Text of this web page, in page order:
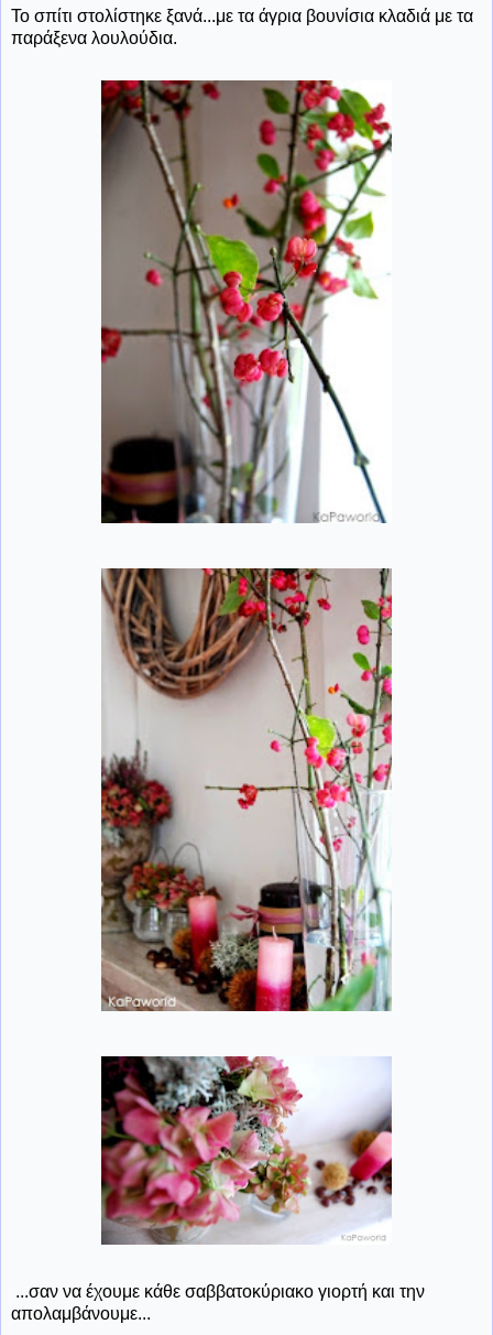
Το σπίτι στολίστηκε ξανά...με τα άγρια βουνίσια κλαδιά με τα
παράξενα λουλούδια.
...σαν να έχουμε κάθε σαββατοκύριακο γιορτή και την
απολαμβάνουμε...